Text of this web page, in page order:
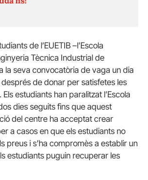
de l’EUETIB –l’Escola
Tècnica Industrial de
la seva convocatòria de vaga un dia
de donar per satisfetes les
estudiants han paralitzat l’Escola
dies seguits fins que aquest
del centre ha acceptat crear
a casos en que els estudiants no
preus i s’ha compromès a establir un
estudiants puguin recuperar les